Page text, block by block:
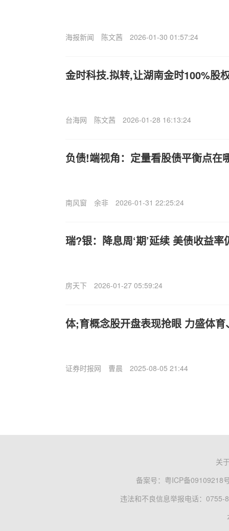
海报新闻 陈文茜 2026-01-30 01:57:24
金时科技.拟转,让湖南金时100%股
台海网 陈文茜 2026-01-28 16:13:24
负债!端视角：定量看股债平衡点在
南风窗 余非 2026-01-31 22:25:24
瑞?银：降息周‘期’延续 美债收益
房天下 2026-01-27 05:59:24
体;育概念股开盘表现抢眼 力盛体
证券时报网 曹晨 2025-08-05 21:44
关
备案号： 粤ICP备09109218
违法和不良信息举报电话：0755-